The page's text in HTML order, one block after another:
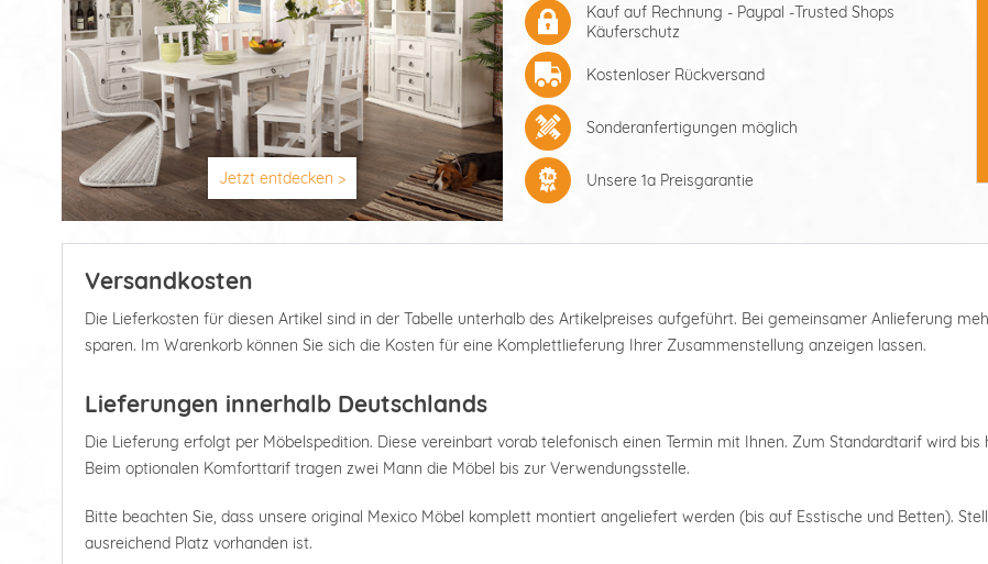
Jetzt entdecken >
Kauf auf Rechnung - Paypal -Trusted Shops
Käuferschutz
Kostenloser Rückversand
Sonderanfertigungen möglich
Unsere 1a Preisgarantie
Versandkosten
Die Lieferkosten für diesen Artikel sind in der Tabelle unterhalb des Artikelpreises aufgeführt. Bei gemeinsamer Anlieferung
sparen. Im Warenkorb können Sie sich die Kosten für eine Komplettlieferung Ihrer Zusammenstellung anzeigen lassen.
Lieferungen innerhalb Deutschlands
Die Lieferung erfolgt per Möbelspedition. Diese vereinbart vorab telefonisch einen Termin mit Ihnen. Zum Standardtarif wird
Beim optionalen Komforttarif tragen zwei Mann die Möbel bis zur Verwendungsstelle.
Bitte beachten Sie, dass unsere original Mexico Möbel komplett montiert angeliefert werden (bis auf Esstische und Betten).
ausreichend Platz vorhanden ist.